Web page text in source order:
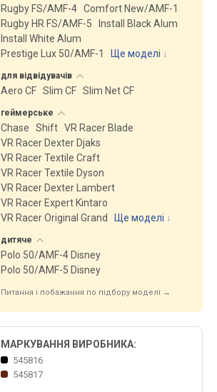
Rugby FS/AMF-4 Comfort New/AMF-1
Rugby HR FS/AMF-5
Install Black Alum
Install White Alum
Prestige Lux 50/AMF-1
Ще моделі ↓
для відвідувачів
Aero CF Slim CF Slim Net CF
геймерське
Chase Shift VR Racer Blade
VR Racer Dexter Djaks
VR Racer Textile Craft
VR Racer Textile Dyson
VR Racer Dexter Lambert
VR Racer Expert Kintaro
VR Racer Original Grand
Ще моделі ↓
дитяче
Polo 50/AMF-4 Disney
Polo 50/AMF-5 Disney
Питання і побажання по підбору моделі →
МАРКУВАННЯ ВИРОБНИКА:
545816
545817